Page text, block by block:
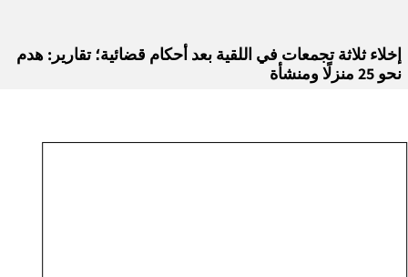
إخلاء ثلاثة تجمعات في اللقية بعد أحكام قضائية؛ تقارير: هدم
نحو 25 منزلًا ومنشأة